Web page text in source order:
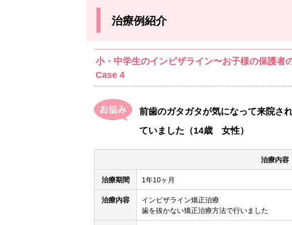
治療例紹介
小・中学生のインビザライン〜お子様の保護者
Case 4
前歯のガタガタが気になって来院さ
ていました（14歳 女性）
治療内容
治療期間 1年10ヶ月
治療内容
インビザライン矯正治療
歯を抜かない矯正治療方法で行いました